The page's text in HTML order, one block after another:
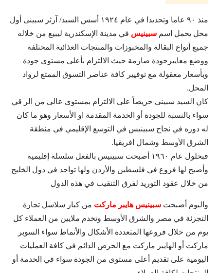
منذ ٩٠ عاما وتحديدا في عام ١٩٢٤ أسس السيد/ آرثر سبينى أول
محل يحمل اسم سبينيس في مدينة الإسكندرية ليبيع من خلاله
جميع أنواع البقالة والمخبوزات والمنتجات الغذائية المختلفة
ووضع معاييرجودة صارمة حيث الالتزام بأعلى مستوى جودة
وبأسعار معقولة مع توفيير كافة عناصر التسوق الممتع لرواد
المحل.
كان السيد سبينى حريصاً على الالتزام بمستوى عالى من الر قي
سواء بالنسبة للجودة أو الخدمة المقدمة او الأسعار وھو ما كان
له دوره في نجاح سبينيس في التوسع الإقليمي في منطقة
الشرق الأوسط وشمال افريقيا.
فبحلول عام ١٩٦٠ أصبحت سبينيس بالفعل سلسلة إقليمية
وأصبح لھا فروع في فلسطين والأردن ولھا تواجد في دول الخليج
من خلال عقود التوريد لفرق التنقيب في ھذه الدول
واليوم أصبحت سبينيس هايبر ماركت من كبار سلاسل تجارة
التجزئة في مصر والشرق الأوسط وتخدم ملايين من العملاء كل
يوم من خلال فروعھا المتعددة الأشكال والأنماط سواء السوبر
ماركت أو الھايبر ماركت مع الحرص الدائم في كافة العمليات
اليومية على تقديم أعلى مستوى من الجودة سواء في الخدمة أو